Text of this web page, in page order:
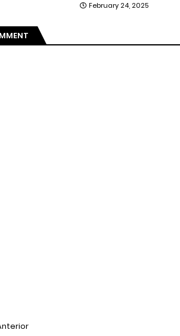
February 24, 2025